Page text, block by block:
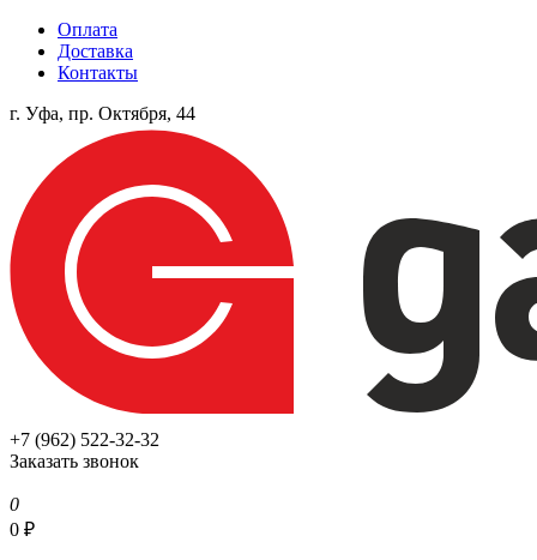
Оплата
Доставка
Контакты
г. Уфа, пр. Октября, 44
+7 (962) 522-32-32
Заказать звонок
0
0 ₽